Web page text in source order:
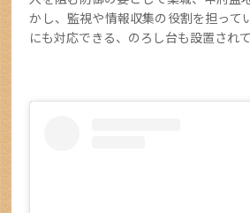
かし、監視や情報収集の役割を担って
にも対応できる、のろし台も設置され